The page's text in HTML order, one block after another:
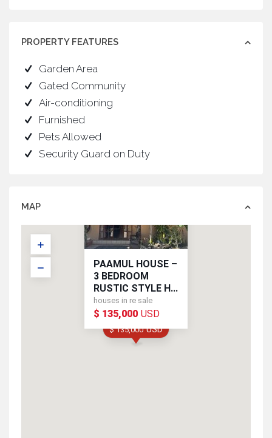
PROPERTY FEATURES
Garden Area
Gated Community
Air-conditioning
Furnished
Pets Allowed
Security Guard on Duty
MAP
$ 135,000 USD
PAAMUL HOUSE –
3 BEDROOM
RUSTIC STYLE H...
houses in re sale
$ 135,000 USD